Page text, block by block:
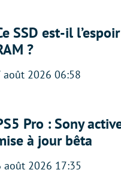
SSD est-il
?
août 2026 06:58
Pro : Sony
à jour bêta
août 2026 17:35